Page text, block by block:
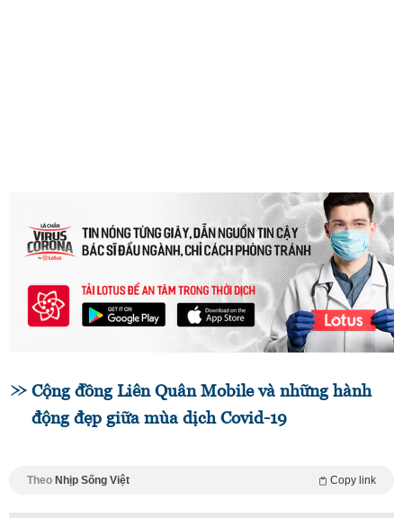
Cộng đồng Liên Quân Mobile và những hành
động đẹp giữa mùa dịch Covid-19
Theo Nhịp Sống Việt Copy link